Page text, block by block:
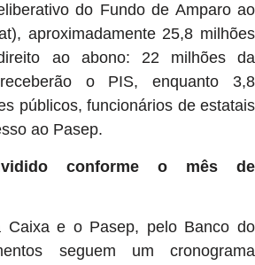
do Fundo de Amparo ao
aproximadamente 25,8 milhões
ao abono: 22 milhões da
o PIS, enquanto 3,8
públicos, funcionários de estatais
ao Pasep.
conforme o mês de
e o Pasep, pelo Banco do
seguem um cronograma